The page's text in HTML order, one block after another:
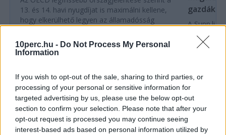
10perc.hu - Do Not Process My Personal
Information
If you wish to opt-out of the sale, sharing to third parties, or
processing of your personal or sensitive information for
targeted advertising by us, please use the below opt-out
section to confirm your selection. Please note that after your
opt-out request is processed you may continue seeing
interest-based ads based on personal information utilized by
13. és 14. havi nyugdíjat is maximálni kellene,
hogy elkerülhető legyen az államadósság
gazdákat
A Supp.li
az állam
Ajánljuk még
GAZDASÁG 2026. augusztus 4.
Az Európai Bizottság egyelőre nem lát
problémát az atomenergia-ellátásban